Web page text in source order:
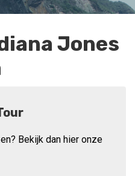
Jones
Bekijk dan hier onze